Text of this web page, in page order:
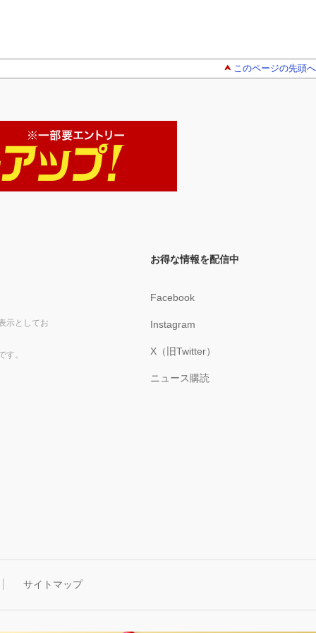
このページの先頭へ
示としてお
す。
お得な情報を配信中
Facebook
Instagram
X（旧Twitter）
ニュース購読
サイトマップ